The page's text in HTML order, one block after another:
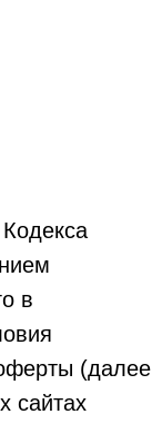
в
(далее
сайтах